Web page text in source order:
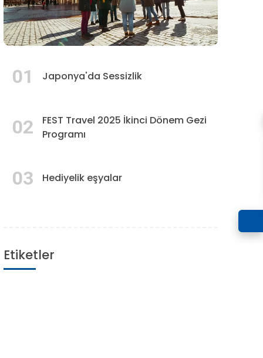
01 Japonya'da Sessizlik
02
FEST Travel 2025 İkinci Dönem Gezi
Programı
03 Hediyelik eşyalar
Etiketler